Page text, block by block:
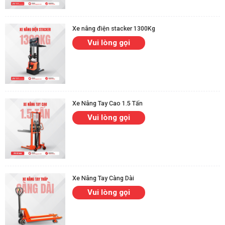
nhiều tầng. Điều này giúp rút ngắn thời gian vận chuyển, giảm
sức lao động thủ công và nâng cao năng suất tổng thể.
Độ bền cao, dễ bảo trì:
quốc tế, khung thép chắc chắn và linh kiện dễ thay thế. Điều
này không chỉ kéo dài tuổi thọ thiết bị mà còn giúp doanh
Xe nâng điện stacker 1300Kg
Vui lòng gọi
Xe Nâng Tay Cao 1.5 Tấn
Vui lòng gọi
Xe Nâng Tay Càng Dài
Vui lòng gọi